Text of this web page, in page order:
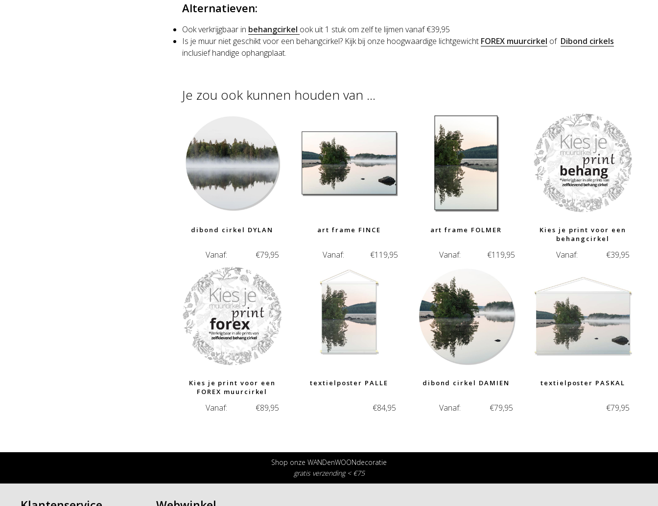
Alternatieven:
Ook verkrijgbaar in behangcirkel ook uit 1 stuk om zelf te lijmen vanaf €39,95
Is je muur niet geschikt voor een behangcirkel? Kijk bij onze hoogwaardige lichtgewicht FOREX muurcirkel of Dibond cirkels
inclusief handige ophangplaat.
Je zou ook kunnen houden van …
dibond cirkel DYLAN
Vanaf: €79,95
art frame FINCE
Vanaf: €119,95
art frame FOLMER
Vanaf: €119,95
Kies je print voor een
behangcirkel
Vanaf: €39,95
Kies je print voor een
FOREX muurcirkel
Vanaf: €89,95
textielposter PALLE
€84,95
dibond cirkel DAMIEN
Vanaf: €79,95
textielposter PASKAL
€79,95
Shop onze WANDenWOONdecoratie
gratis verzending < €75